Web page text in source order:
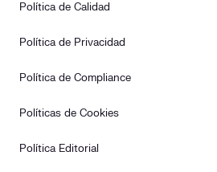
Política de Calidad
Política de Privacidad
Política de Compliance
Políticas de Cookies
Política Editorial